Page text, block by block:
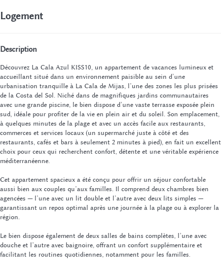
Logement
Description
Découvrez La Cala Azul KISS10, un appartement de vacances lumineux et
accueillant situé dans un environnement paisible au sein d’une
urbanisation tranquille à La Cala de Mijas, l’une des zones les plus prisées
de la Costa del Sol. Niché dans de magnifiques jardins communautaires
avec une grande piscine, le bien dispose d’une vaste terrasse exposée plein
sud, idéale pour profiter de la vie en plein air et du soleil. Son emplacement,
à quelques minutes de la plage et avec un accès facile aux restaurants,
commerces et services locaux (un supermarché juste à côté et des
restaurants, cafés et bars à seulement 2 minutes à pied), en fait un excellent
choix pour ceux qui recherchent confort, détente et une véritable expérience
méditerranéenne.
Cet appartement spacieux a été conçu pour offrir un séjour confortable
aussi bien aux couples qu’aux familles. Il comprend deux chambres bien
agencées — l’une avec un lit double et l’autre avec deux lits simples —
garantissant un repos optimal après une journée à la plage ou à explorer la
région.
Le bien dispose également de deux salles de bains complètes, l’une avec
douche et l’autre avec baignoire, offrant un confort supplémentaire et
facilitant les routines quotidiennes, notamment pour les familles.